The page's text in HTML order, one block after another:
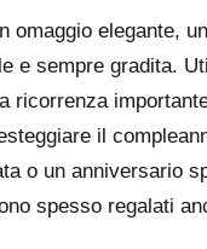
omaggio elegante,
e sempre gradita.
ricorrenza
il
o un anniversario
spesso regalati